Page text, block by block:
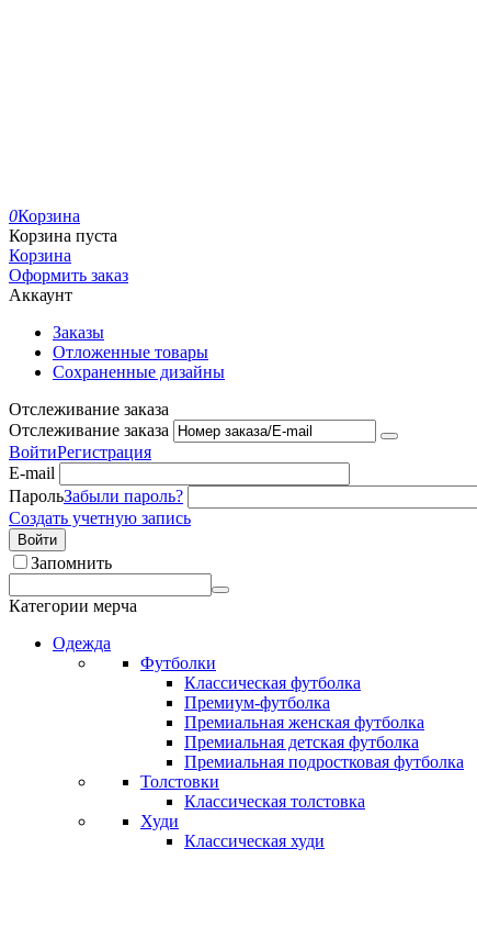
0Корзина
Корзина пуста
Корзина
Оформить заказ
Аккаунт
Заказы
Отложенные товары
Сохраненные дизайны
Отслеживание заказа
Отслеживание заказа
ВойтиРегистрация
E-mail
ПарольЗабыли пароль?
Создать учетную запись
Войти
Запомнить
Категории мерча
Одежда
Футболки
Классическая футболка
Премиум-футболка
Премиальная женская футболка
Премиальная детская футболка
Премиальная подростковая футболка
Толстовки
Классическая толстовка
Худи
Классическая худи